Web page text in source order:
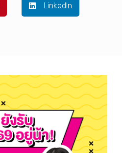
LinkedIn